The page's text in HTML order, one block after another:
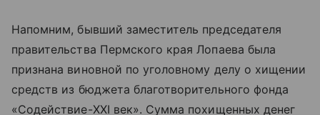
Напомним, бывший заместитель председателя
правительства Пермского края Лопаева была
признана виновной по уголовному делу о хищении
средств из бюджета благотворительного фонда
«Содействие-XXI век». Сумма похищенных денег